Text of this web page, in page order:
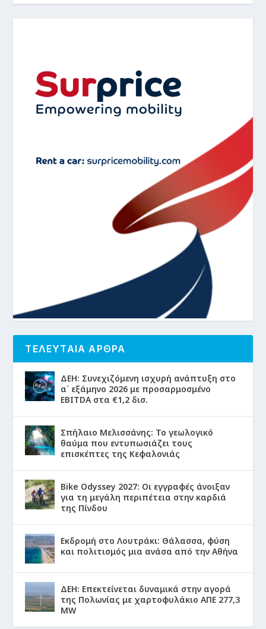
ΤΕΛΕΥΤΑΙΑ ΑΡΘΡΑ
ΔΕΗ: Συνεχιζόμενη ισχυρή ανάπτυξη στο
α΄ εξάμηνο 2026 με προσαρμοσμένο
EBITDA στα €1,2 δισ.
Σπήλαιο Μελισσάνης: Το γεωλογικό
θαύμα που εντυπωσιάζει τους
επισκέπτες της Κεφαλονιάς
Bike Odyssey 2027: Οι εγγραφές άνοιξαν
για τη μεγάλη περιπέτεια στην καρδιά
της Πίνδου
Εκδρομή στο Λουτράκι: Θάλασσα, φύση
και πολιτισμός μια ανάσα από την Αθήνα
ΔΕΗ: Επεκτείνεται δυναμικά στην αγορά
της Πολωνίας με χαρτοφυλάκιο ΑΠΕ 277,3
MW